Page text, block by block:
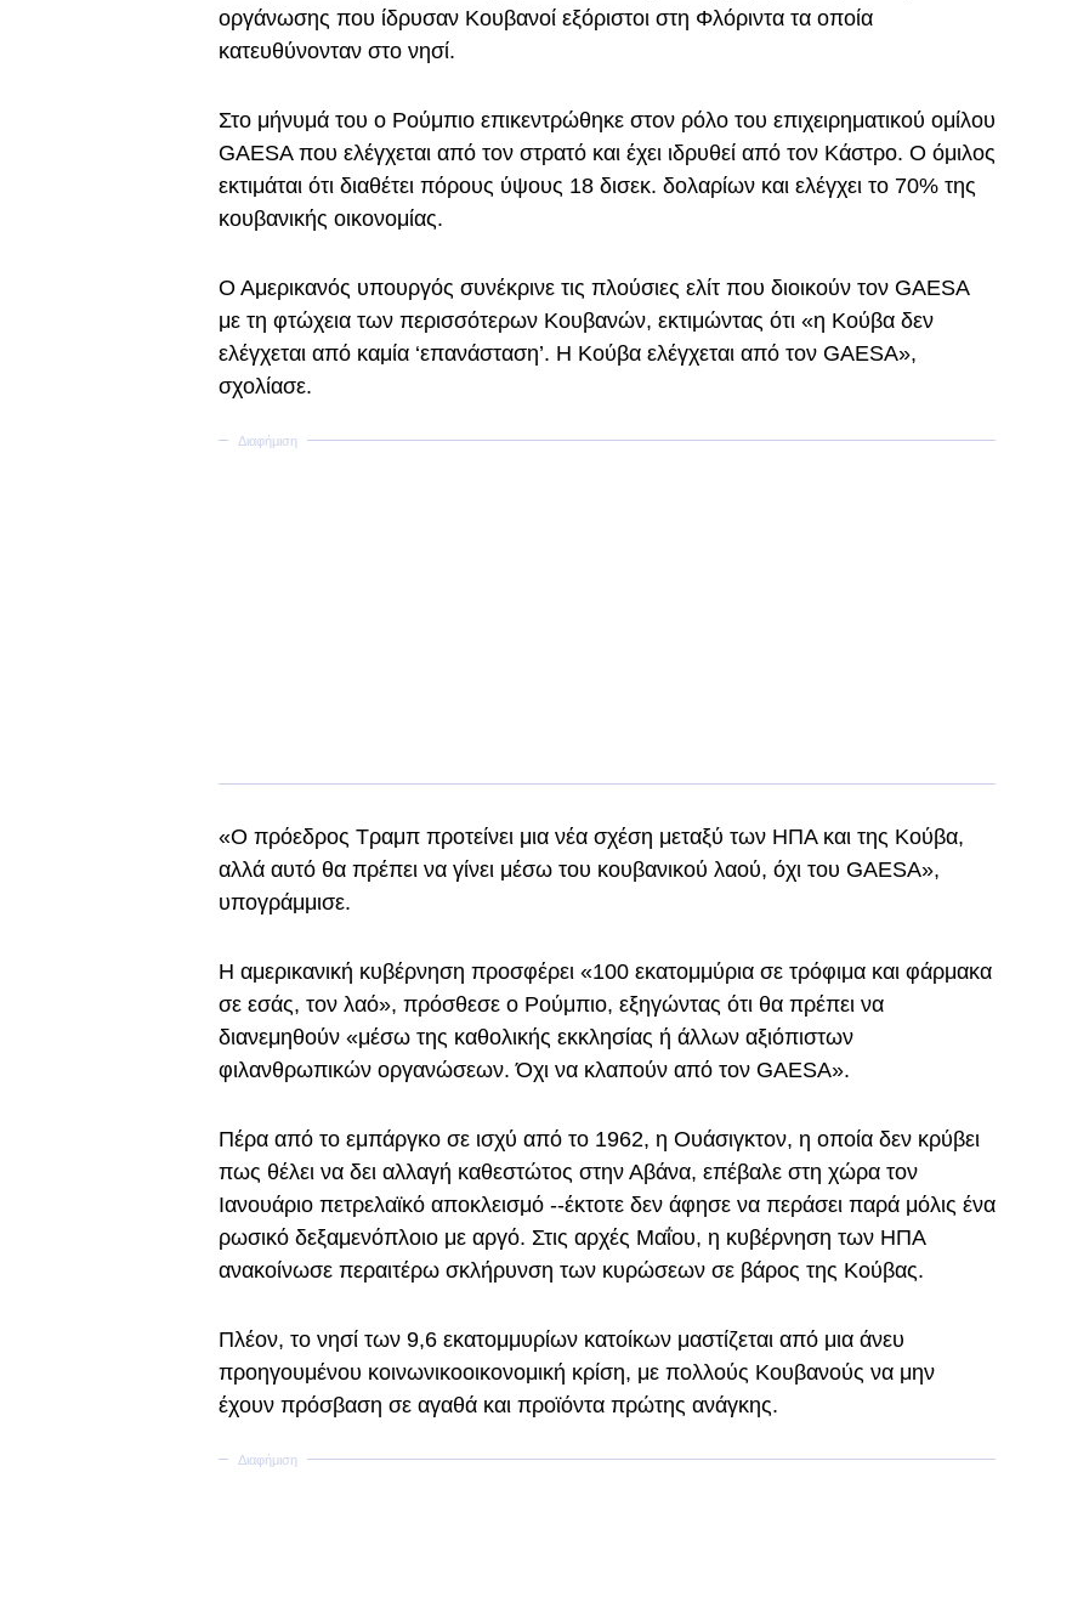
οργάνωσης που ίδρυσαν Κουβανοί εξόριστοι στη Φλόριντα τα οποία
κατευθύνονταν στο νησί.
Στο μήνυμά του ο Ρούμπιο επικεντρώθηκε στον ρόλο του επιχειρηματικού ομίλου
GAESA που ελέγχεται από τον στρατό και έχει ιδρυθεί από τον Κάστρο. Ο όμιλος
εκτιμάται ότι διαθέτει πόρους ύψους 18 δισεκ. δολαρίων και ελέγχει το 70% της
κουβανικής οικονομίας.
Ο Αμερικανός υπουργός συνέκρινε τις πλούσιες ελίτ που διοικούν τον GAESA
με τη φτώχεια των περισσότερων Κουβανών, εκτιμώντας ότι «η Κούβα δεν
ελέγχεται από καμία ‘επανάσταση’. Η Κούβα ελέγχεται από τον GAESA»,
σχολίασε.
«Ο πρόεδρος Τραμπ προτείνει μια νέα σχέση μεταξύ των ΗΠΑ και της Κούβα,
αλλά αυτό θα πρέπει να γίνει μέσω του κουβανικού λαού, όχι του GAESA»,
υπογράμμισε.
Η αμερικανική κυβέρνηση προσφέρει «100 εκατομμύρια σε τρόφιμα και φάρμακα
σε εσάς, τον λαό», πρόσθεσε ο Ρούμπιο, εξηγώντας ότι θα πρέπει να
διανεμηθούν «μέσω της καθολικής εκκλησίας ή άλλων αξιόπιστων
φιλανθρωπικών οργανώσεων. Όχι να κλαπούν από τον GAESA».
Πέρα από το εμπάργκο σε ισχύ από το 1962, η Ουάσιγκτον, η οποία δεν κρύβει
πως θέλει να δει αλλαγή καθεστώτος στην Αβάνα, επέβαλε στη χώρα τον
Ιανουάριο πετρελαϊκό αποκλεισμό --έκτοτε δεν άφησε να περάσει παρά μόλις ένα
ρωσικό δεξαμενόπλοιο με αργό. Στις αρχές Μαΐου, η κυβέρνηση των ΗΠΑ
ανακοίνωσε περαιτέρω σκλήρυνση των κυρώσεων σε βάρος της Κούβας.
Πλέον, το νησί των 9,6 εκατομμυρίων κατοίκων μαστίζεται από μια άνευ
προηγουμένου κοινωνικοοικονομική κρίση, με πολλούς Κουβανούς να μην
έχουν πρόσβαση σε αγαθά και προϊόντα πρώτης ανάγκης.